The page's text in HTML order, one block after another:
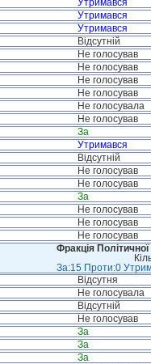
Утримався
Утримався
Утримався
Відсутній
Не голосував
Не голосував
Не голосував
Не голосував
Не голосувала
Не голосував
За
Утримався
Відсутній
Не голосував
Не голосував
За
Не голосував
Не голосував
Не голосував
Фракція
За:15 Проти:0
Відсутня
Не голосувала
Відсутній
Не голосував
За
За
За